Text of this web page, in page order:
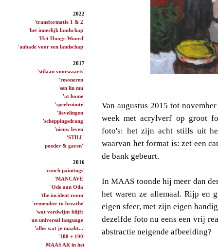
2022
'transformatie 1 & 2'
'het innerlijk landschap'
'Het Hooge Woord'
'aubade voor een landschap'
2017
'stilaan voorwaarts'
'resoneren'
'sen lin mu'
'at home'
'speelruimte'
'lievelingen'
'scheppingsdrang'
'nieuw leven'
'STILL'
'poeder & garen'
2016
'couch paintings'
'MANCAVE'
'Ode aan Oda'
'the incident room'
'remember to breathe'
'wat verdwijnt blijft'
'an universal language'
'alles wat je maakt...'
'100 + 100'
'MAAS AR in het
Van augustus 2015 tot
week met acrylverf op groot
foto's: het zijn acht stills uit
waarvan het format is: zet een
de bank gebeurt.
In MAAS toonde hij meer dan
het waren ze allemaal. Rijp en
eigen sfeer, met zijn eigen
dezelfde foto nu eens een vrij
abstractie neigende afbeelding?